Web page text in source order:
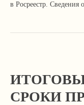
в Росреестр.
СРОКИ
+7 499